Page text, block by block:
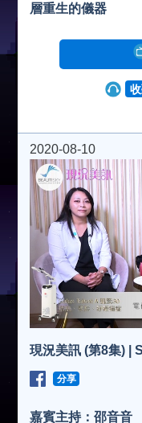
層重生的儀器
2020-08-10
現況美訊 (第8集) |
分享
嘉賓主持：邵音音